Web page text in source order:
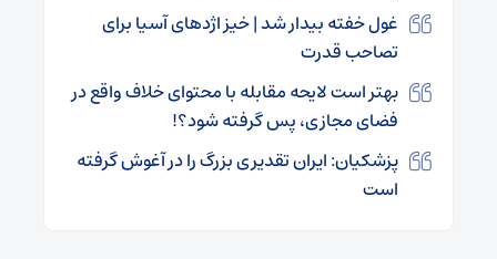
غول خفته بیدار شد | خیز اژدهای آسیا برای
تصاحب قدرت
بهتر است لایحه مقابله با محتوای خلاف واقع در
فضای مجازی، پس گرفته شود؟!
پزشکیان: ایران تقدیری بزرگ را در آغوش گرفته
است